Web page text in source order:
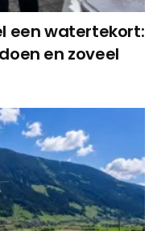
een watertekort:
en zoveel